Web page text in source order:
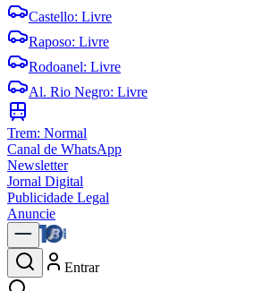
Castello: Livre
Raposo: Livre
Rodoanel: Livre
Al. Rio Negro: Livre
Trem: Normal
Canal de WhatsApp
Newsletter
Jornal Digital
Publicidade Legal
Anuncie
Entrar